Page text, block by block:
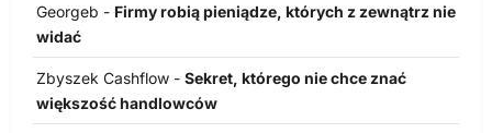
Georgeb - Firmy robią pieniądze, których z zewnątrz nie
widać
Zbyszek Cashflow - Sekret, którego nie chce znać
większość handlowców